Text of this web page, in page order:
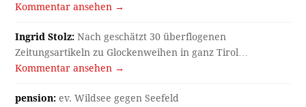
Kommentar ansehen →
Ingrid Stolz: Nach geschätzt 30 überflogenen
Zeitungsartikeln zu Glockenweihen in ganz Tirol…
Kommentar ansehen →
pension: ev. Wildsee gegen Seefeld